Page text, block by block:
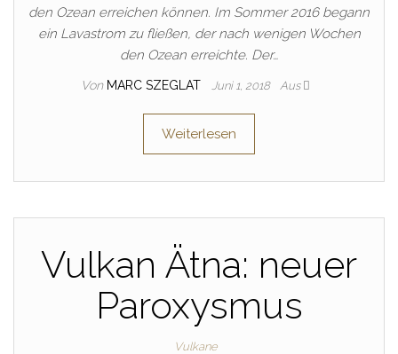
den Ozean erreichen können. Im Sommer 2016 begann
ein Lavastrom zu fließen, der nach wenigen Wochen
den Ozean erreichte. Der…
Von MARC SZEGLAT Juni 1, 2018 Aus
Weiterlesen
Vulkan Ätna: neuer
Paroxysmus
Vulkane